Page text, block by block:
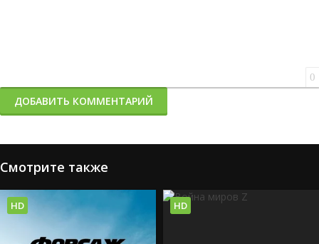
0
ДОБАВИТЬ КОММЕНТАРИЙ
Смотрите также
HD HD